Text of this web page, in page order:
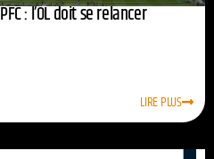
: l’OL doit se relancer
LIRE PLUS